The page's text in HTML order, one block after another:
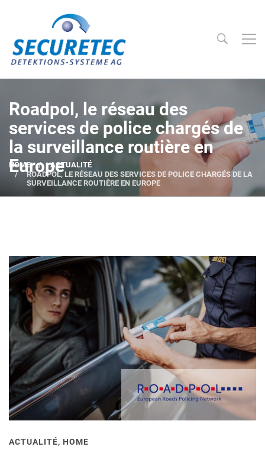
Roadpol, le réseau des
services de police chargés de
la surveillance routière en
Europe
HOME
ACTUALITÉ
ROADPOL, LE RÉSEAU DES SERVICES DE POLICE CHARGÉS DE LA
SURVEILLANCE ROUTIÈRE EN EUROPE
ACTUALITÉ, HOME